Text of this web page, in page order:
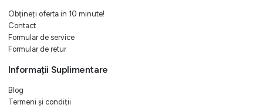
Obțineți oferta in 10 minute!
Contact
Formular de service
Formular de retur
Informații Suplimentare
Blog
Termeni și condiții